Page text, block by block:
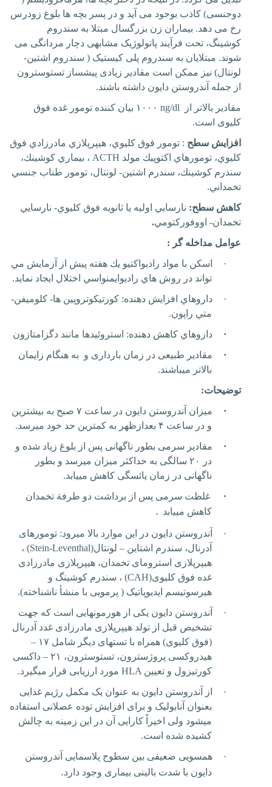
دوجنسی) کاذب بوجود می آید و در پسر بچه ها بلوغ زودرس
رخ می دهد. بیماران زن بزرگسال مبتلا به سندروم
کوشینگ، تحت فرآیند پاتولوژیک مشابهیدچار مردانگی می
شوند. مبتلایان به سندروم پلی کیستیک ( سندروم اشتین-
لونتال) نیز ممکن است مقادیر زیادی پیشساز تستوسترون
از جمله آندروستن دایون داشته باشند.
مقادیر بالاتر از
۱۰۰۰ ng/dl بیان کننده تومور غده فوق
کلیوی است.
افزايش سطح : تومور فوق كليوي، هيپرپلازي مادرزادي فوق
كليوي، تومورهاي اكتوپيك مولد ACTH ، بيماري كوشينك،
سندرم كوشينك، سندرم اشتين- لونتال، تومور طناب جنسي
تخمداني.
كاهش سطح: نارسايي اوليه يا ثانويه فوق كليوي- نارسايي
تخمدان- اووفوركتومي.
عوامل مداخله گر :
·
اسكن با مواد راديواكتيو يك هفته پيش از آزمايش مي
تواند در روش هاي راديوايمنواسي اختلال ايجاد نمايد.
·
داروهاي افزايش دهنده: كورتيكوتروپين ها- كلوميفن-
متي راپون.
·
داروهاي كاهش دهنده: استروئيدها مانند دگزامتازون
·
مقادیر طبیعی در زمان بارداری و به هنگام زایمان
بالاتر می‏باشند.
توضیحات:
·
میزان آندروستن دایون
در ساعت ۷ صبح به بیشترین
و در ساعت ۴ بعدازظهر به کمترین حد خود می‏رسد.
·
مقادیر سرمی بطور ناگهانی پس از بلوغ زیاد شده و
در ۲۰ سالگی به حداکثر میزان می‏رسد و بطور
ناگهانی در زمان یائسگی کاهش می‏یابد.
·
غلظت سرمی پس از برداشت دو طرفة تخمدان
کاهش می‏یابد .
· آندروستن دایون در این موارد بالا می‏رود: تومورهای
آدرنال، سندرم اشتاین – لونتال(Stein-Leventhal) ،
هیپرپلازی استرومای تخمدان، هیپرپلازی مادرزادی
غده فوق کلیوی(CAH) ، سندرم کوشینگ و
هیرسوتیسم ایدیوپاتیک ( پرمویی با منشأ ناشناخته).
·
آندروستن دایون یکی از هورمون­هایی است که جهت
تشخیص قبل از تولد هیپرپلازی مادرزادی غدد آدرنال
(فوق کلیوی) همراه با تست‏های دیگر شامل ۱۷
–
هیدروکسی پروژسترون، تستوسترون، ۲۱
– داکسی
کورتیزول و تعیین HLA مورد ارزیابی قرار می‏گیرد.
·
از آندروستن دایون به عنوان یک مکمل رژیم غذایی
بعنوان آنابولیک و برای افزایش توده عضلانی استفاده
می‏شود ولی اخیراً کارایی آن در این زمینه به چالش
کشیده شده است.
·
همسویی ضعیفی بین سطوح پلاسمایی آندروستن
دایون با شدت بالینی بیماری وجود دارد.